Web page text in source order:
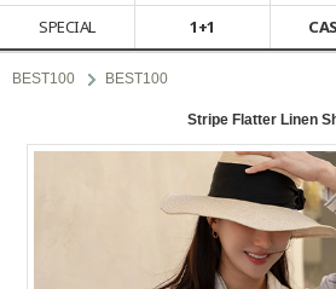
SPECIAL
1+1
BEST100 BEST100
Stripe Flatter Linen